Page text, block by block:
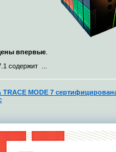
впервые
содержит ...
TRACE MODE 7